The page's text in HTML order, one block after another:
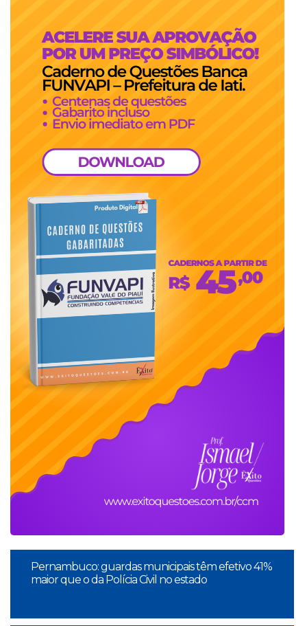
Pernambuco: guardas municipais têm efetivo 41%
maior que o da Polícia Civil no estado